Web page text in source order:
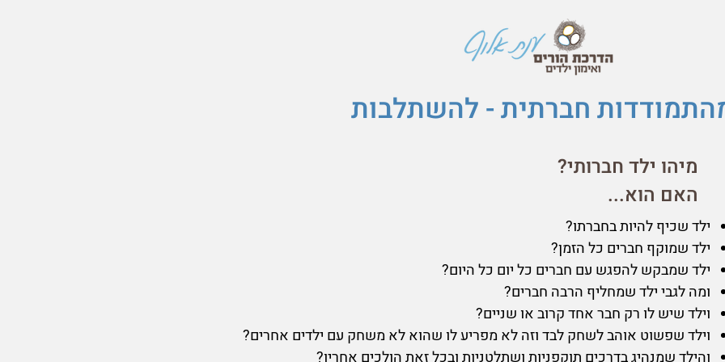
חברתית - להשתלבות
מיהו ילד חברותי?
האם הוא...
ילד שכיף להיות בחברתו?
ילד שמוקף חברים כל הזמן?
ילד שמבקש להפגש עם חברים כל יום כל היום?
ומה לגבי ילד שמחליף הרבה חברים?
וילד שיש לו רק חבר אחד קרוב או שניים?
וילד שפשוט אוהב לשחק לבד וזה לא מפריע לו שהוא לא משחק עם ילדים אחרים?
והילד שמנהיג בדרכים תוקפניות ושתלטניות ובכל זאת הולכים אחריו?